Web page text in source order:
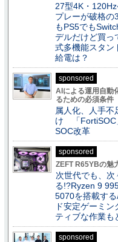
27型4K・
プレーが破格の
もPS5でも
デルだけど買っ
式多機能スタン
給電は？
sponsored
AIによる運用自動
るための必須条件
属人化、人手不
け 「FortiSOC
SOC改革
sponsored
ZEFT R65YBの魅
次世代でも、次
る!?Ryzen 9
5070を搭載す
ド安定ゲーミン
ティブな作業も
sponsored